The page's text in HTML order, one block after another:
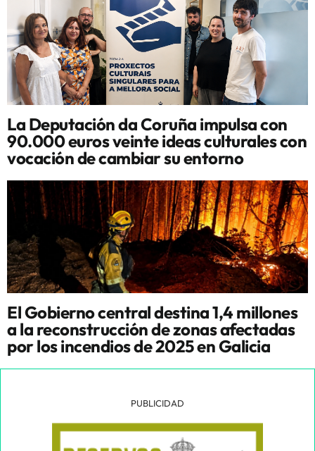
La Deputación da Coruña impulsa con
90.000 euros veinte ideas culturales con
vocación de cambiar su entorno
El Gobierno central destina 1,4 millones
a la reconstrucción de zonas afectadas
por los incendios de 2025 en Galicia
PUBLICIDAD